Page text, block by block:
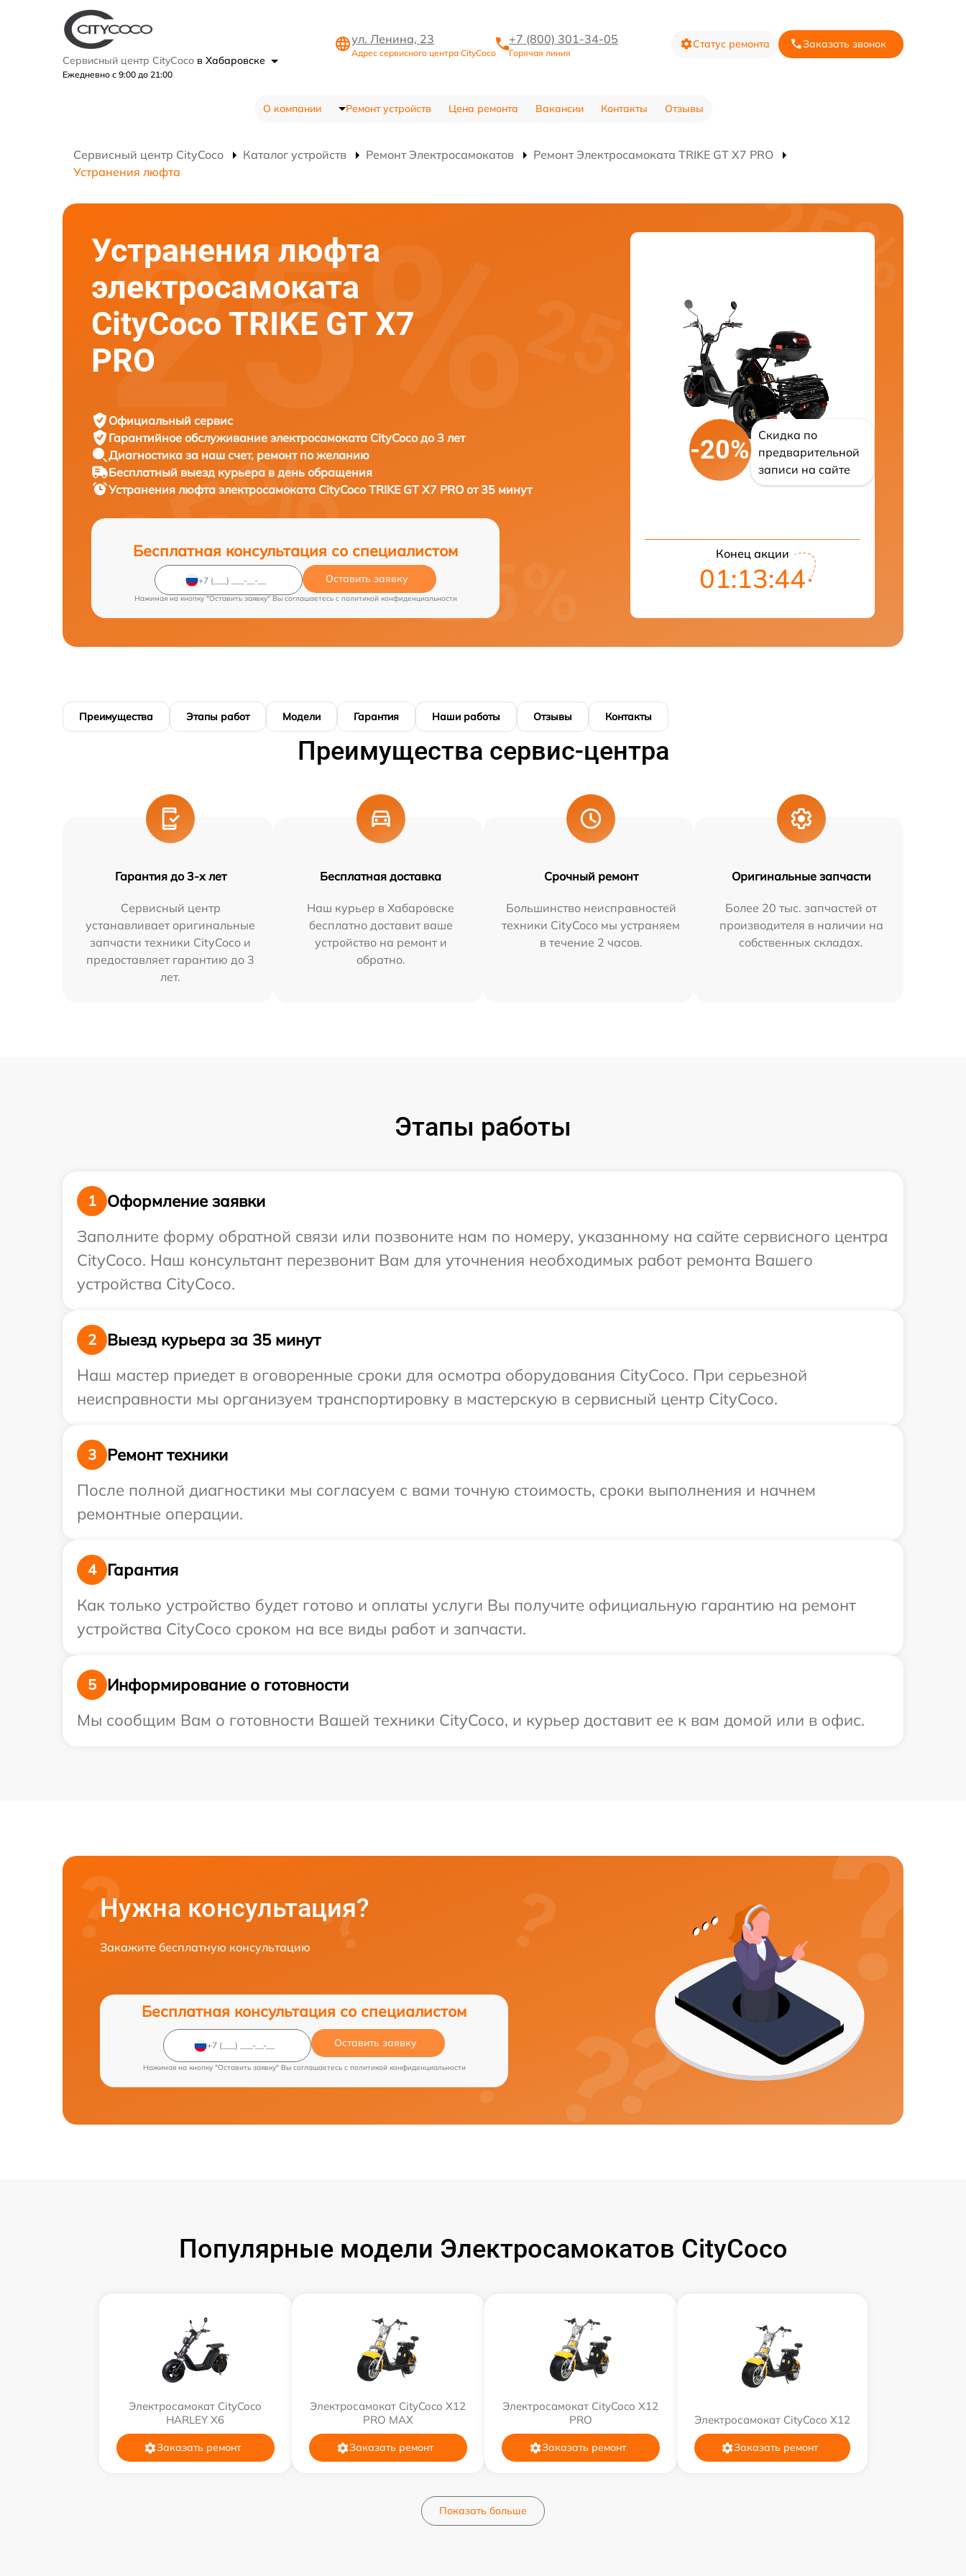
Сервисный центр CityCoco в Хабаровске
Ежедневно с 9:00 до 21:00
ул. Ленина, 23
Адрес сервисного центра CityCoco
+7 (800) 301-34-05
Горячая линия
Статус ремонта Заказать звонок
О компании Ремонт устройств Цена ремонта Вакансии Контакты Отзывы
Сервисный центр CityCoco Каталог устройств Ремонт Электросамокатов
Ремонт Электросамоката TRIKE GT X7 PRO
Устранения люфта
Устранения люфта
электросамоката
CityCoco TRIKE GT X7
PRO
Официальный сервис
Гарантийное обслуживание электросамоката CityCoco до 3 лет
Диагностика за наш счет, ремонт по желанию
Бесплатный выезд курьера в день обращения
Устранения люфта электросамоката CityCoco TRIKE GT X7 PRO от 35 минут
Бесплатная консультация со специалистом
Оставить заявку
Нажимая на кнопку "Оставить заявку" Вы соглашаетесь c политикой конфиденциальности
-20%
Скидка по
предварительной
записи на сайте
Конец акции
01:13:43
Преимущества Этапы работ Модели Гарантия Наши работы Отзывы Контакты
Преимущества сервис-центра
Гарантия до 3-х лет
Сервисный центр
устанавливает оригинальные
запчасти техники CityCoco и
предоставляет гарантию до 3
лет.
Бесплатная доставка
Наш курьер в Хабаровске
бесплатно доставит ваше
устройство на ремонт и
обратно.
Срочный ремонт
Большинство неисправностей
техники CityCoco мы устраняем
в течение 2 часов.
Оригинальные запчасти
Более 20 тыс. запчастей от
производителя в наличии на
собственных складах.
Этапы работы
1
Оформление заявки
Заполните форму обратной связи или позвоните нам по номеру, указанному на сайте сервисного центра
CityCoco. Наш консультант перезвонит Вам для уточнения необходимых работ ремонта Вашего
устройства CityCoco.
2
Выезд курьера за 35 минут
Наш мастер приедет в оговоренные сроки для осмотра оборудования CityCoco. При серьезной
неисправности мы организуем транспортировку в мастерскую в сервисный центр CityCoco.
3
Ремонт техники
После полной диагностики мы согласуем с вами точную стоимость, сроки выполнения и начнем
ремонтные операции.
4
Гарантия
Как только устройство будет готово и оплаты услуги Вы получите официальную гарантию на ремонт
устройства CityCoco сроком на все виды работ и запчасти.
5
Информирование о готовности
Мы сообщим Вам о готовности Вашей техники CityCoco, и курьер доставит ее к вам домой или в офис.
Нужна консультация?
Закажите бесплатную консультацию
Бесплатная консультация со специалистом
Оставить заявку
Нажимая на кнопку "Оставить заявку" Вы соглашаетесь c политикой конфиденциальности
Популярные модели Электросамокатов CityCoco
Электросамокат CityCoco
HARLEY X6
Заказать ремонт
Электросамокат CityCoco X12
PRO MAX
Заказать ремонт
Электросамокат CityCoco X12
PRO
Заказать ремонт
Электросамокат CityCoco X12
Заказать ремонт
Показать больше